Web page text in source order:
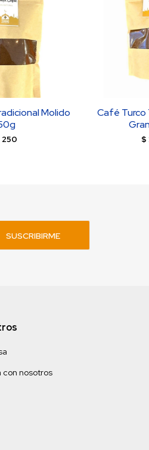
Molido
250
Café Turco
$
SUSCRIBIRME
con nosotros